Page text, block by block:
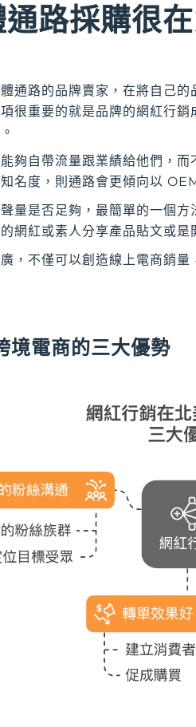
路採購很
通路的品牌賣家，在將自己
很重要的就是品牌的網紅行
夠自帶流量跟業績給他們，
名度，則通路會更傾向以
量是否足夠，最簡單的一個
網紅或素人分享產品貼文或
，不僅可以創造線上電商銷
境電商的三大優勢